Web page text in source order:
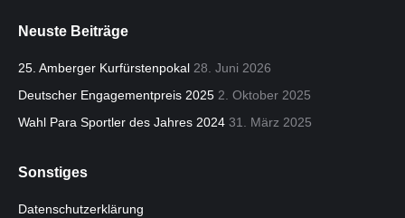
openspage
window
Neuste Beiträge
25. Amberger Kurfürstenpokal 28. Juni 2026
Deutscher Engagementpreis 2025 2. Oktober 2025
Wahl Para Sportler des Jahres 2024 31. März 2025
Sonstiges
Datenschutzerklärung